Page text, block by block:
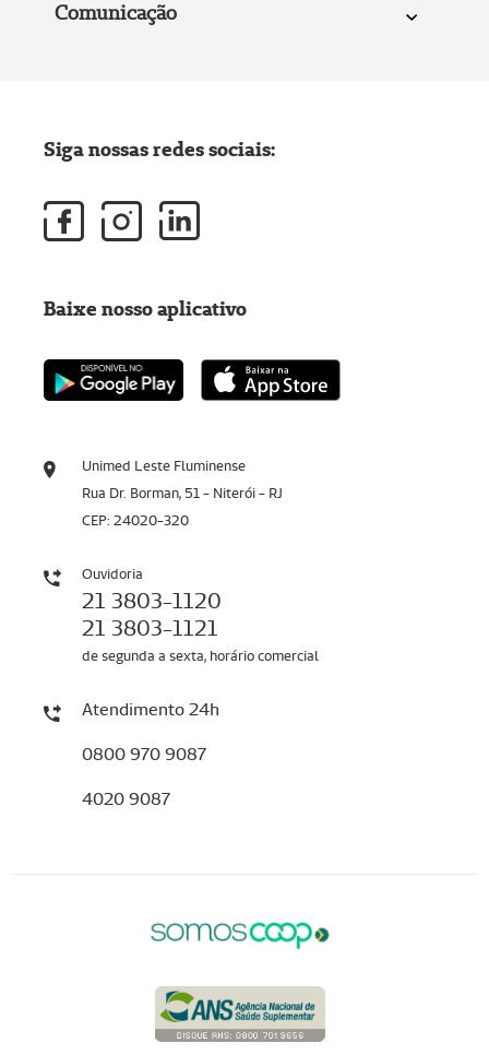
Comunicação
Unimed Leste Fluminense
Rua Dr. Borman, 51 - Niterói - RJ
CEP: 24020-320
Ouvidoria
21 3803-1120
21 3803-1121
de segunda a sexta, horário comercial
Atendimento 24h
0800 970 9087
4020 9087
Siga nossas redes sociais:
Baixe nosso aplicativo